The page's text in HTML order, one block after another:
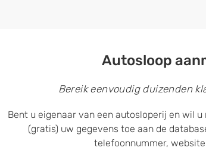
Autosloop
Bereik eenvoudig duizenden
Bent u eigenaar van een autosloperij en wil
(gratis) uw gegevens toe aan de
telefoonnummer,